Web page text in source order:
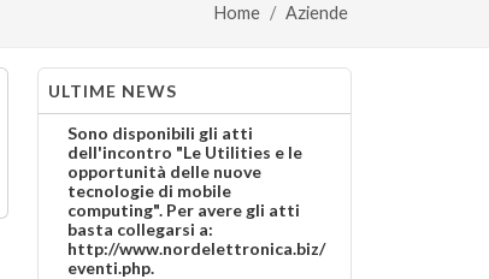
Home Aziende
ULTIME NEWS
Sono disponibili gli atti
dell'incontro "Le Utilities e le
opportunità delle nuove
tecnologie di mobile
computing". Per avere gli atti
basta collegarsi a:
http://www.nordelettronica.biz/
eventi.php.